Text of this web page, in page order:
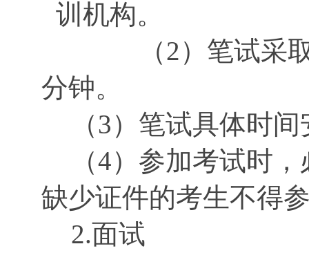
训机构。
（2）笔试采
分钟。
（3）笔试具体时
（4）参加考试时
缺少证件的考生不得
2.面试